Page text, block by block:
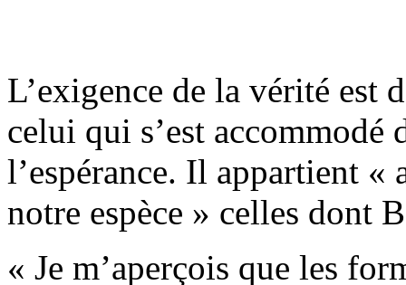
L’exigence de la vérité est
celui qui s’est accommodé
l’espérance. Il appartient
notre espèce » celles dont
« Je m’aperçois que les